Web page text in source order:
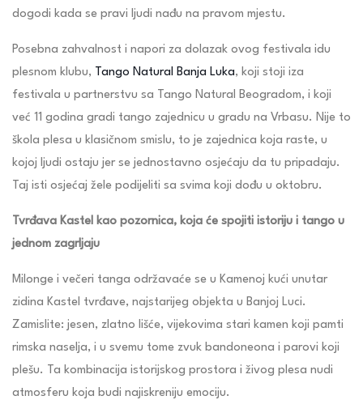
dogodi kada se pravi ljudi nađu na pravom mjestu.
Posebna zahvalnost i napori za dolazak ovog festivala idu
plesnom klubu,
Tango Natural Banja Luka, koji stoji iza
festivala u partnerstvu sa Tango Natural Beogradom, i koji
već 11 godina gradi tango zajednicu u gradu na Vrbasu. Nije to
škola plesa u klasičnom smislu, to je zajednica koja raste, u
kojoj ljudi ostaju jer se jednostavno osjećaju da tu pripadaju.
Taj isti osjećaj žele podijeliti sa svima koji dođu u oktobru.
Tvrđava Kastel kao pozornica, koja će spojiti istoriju i tango u
jednom zagrljaju
Milonge i večeri tanga održavaće se u Kamenoj kući unutar
zidina Kastel tvrđave, najstarijeg objekta u Banjoj Luci.
Zamislite: jesen, zlatno lišće, vijekovima stari kamen koji pamti
rimska naselja, i u svemu tome zvuk bandoneona i parovi koji
plešu. Ta kombinacija istorijskog prostora i živog plesa nudi
atmosferu koja budi najiskreniju emociju.